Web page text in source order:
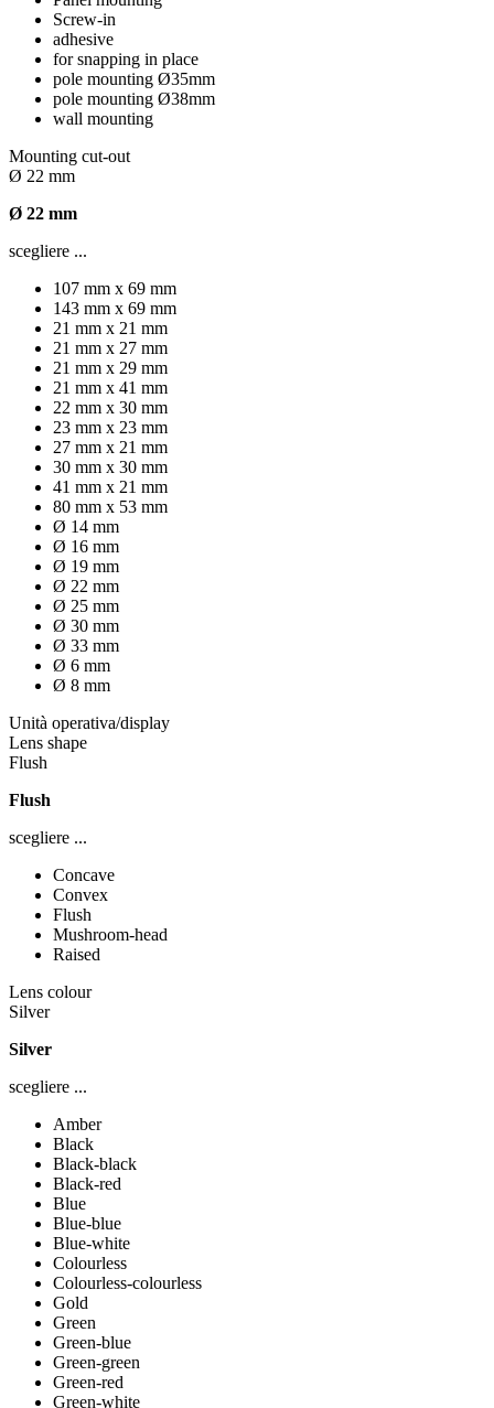
Screw-in
adhesive
for snapping in place
pole mounting Ø35mm
pole mounting Ø38mm
wall mounting
Mounting cut-out
Ø 22 mm
Ø 22 mm
scegliere ...
107 mm x 69 mm
143 mm x 69 mm
21 mm x 21 mm
21 mm x 27 mm
21 mm x 29 mm
21 mm x 41 mm
22 mm x 30 mm
23 mm x 23 mm
27 mm x 21 mm
30 mm x 30 mm
41 mm x 21 mm
80 mm x 53 mm
Ø 14 mm
Ø 16 mm
Ø 19 mm
Ø 22 mm
Ø 25 mm
Ø 30 mm
Ø 33 mm
Ø 6 mm
Ø 8 mm
Unità operativa/display
Lens shape
Flush
Flush
scegliere ...
Concave
Convex
Flush
Mushroom-head
Raised
Lens colour
Silver
Silver
scegliere ...
Amber
Black
Black-black
Black-red
Blue
Blue-blue
Blue-white
Colourless
Colourless-colourless
Gold
Green
Green-blue
Green-green
Green-red
Green-white